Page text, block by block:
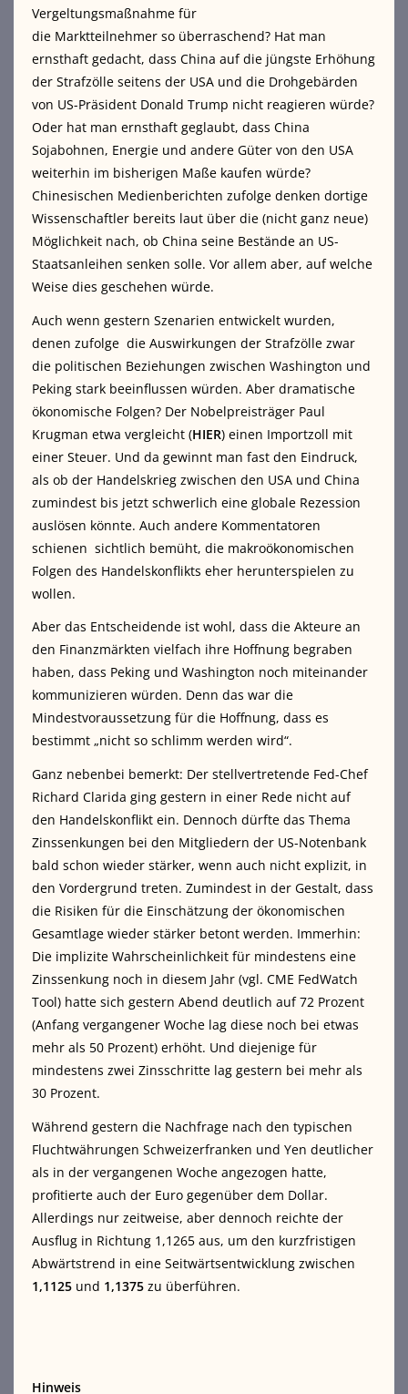
Vergeltungsmaßnahme für
die Marktteilnehmer so überraschend? Hat man
ernsthaft gedacht, dass China auf die jüngste Erhöhung
der Strafzölle seitens der USA und die Drohgebärden
von US-Präsident Donald Trump nicht reagieren würde?
Oder hat man ernsthaft geglaubt, dass China
Sojabohnen, Energie und andere Güter von den USA
weiterhin im bisherigen Maße kaufen würde?
Chinesischen Medienberichten zufolge denken dortige
Wissenschaftler bereits laut über die (nicht ganz neue)
Möglichkeit nach, ob China seine Bestände an US-
Staatsanleihen senken solle. Vor allem aber, auf welche
Weise dies geschehen würde.
Auch wenn gestern Szenarien entwickelt wurden,
denen zufolge die Auswirkungen der Strafzölle zwar
die politischen Beziehungen zwischen Washington und
Peking stark beeinflussen würden. Aber dramatische
ökonomische Folgen? Der Nobelpreisträger Paul
Krugman etwa vergleicht (HIER) einen Importzoll mit
einer Steuer. Und da gewinnt man fast den Eindruck,
als ob der Handelskrieg zwischen den USA und China
zumindest bis jetzt schwerlich eine globale Rezession
auslösen könnte. Auch andere Kommentatoren
schienen sichtlich bemüht, die makroökonomischen
Folgen des Handelskonflikts eher herunterspielen zu
wollen.
Aber das Entscheidende ist wohl, dass die Akteure an
den Finanzmärkten vielfach ihre Hoffnung begraben
haben, dass Peking und Washington noch miteinander
kommunizieren würden. Denn das war die
Mindestvoraussetzung für die Hoffnung, dass es
bestimmt „nicht so schlimm werden wird“.
Ganz nebenbei bemerkt: Der stellvertretende Fed-Chef
Richard Clarida ging gestern in einer Rede nicht auf
den Handelskonflikt ein. Dennoch dürfte das Thema
Zinssenkungen bei den Mitgliedern der US-Notenbank
bald schon wieder stärker, wenn auch nicht explizit, in
den Vordergrund treten. Zumindest in der Gestalt, dass
die Risiken für die Einschätzung der ökonomischen
Gesamtlage wieder stärker betont werden. Immerhin:
Die implizite Wahrscheinlichkeit für mindestens eine
Zinssenkung noch in diesem Jahr (vgl. CME FedWatch
Tool) hatte sich gestern Abend deutlich auf 72 Prozent
(Anfang vergangener Woche lag diese noch bei etwas
mehr als 50 Prozent) erhöht. Und diejenige für
mindestens zwei Zinsschritte lag gestern bei mehr als
30 Prozent.
Während gestern die Nachfrage nach den typischen
Fluchtwährungen Schweizerfranken und Yen deutlicher
als in der vergangenen Woche angezogen hatte,
profitierte auch der Euro gegenüber dem Dollar.
Allerdings nur zeitweise, aber dennoch reichte der
Ausflug in Richtung 1,1265 aus, um den kurzfristigen
Abwärtstrend in eine Seitwärtsentwicklung zwischen
1,1125 und 1,1375 zu überführen.
Hinweis